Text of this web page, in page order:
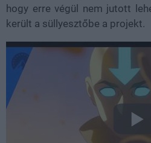
hogy erre végül nem jutott
került a süllyesztőbe a projekt.